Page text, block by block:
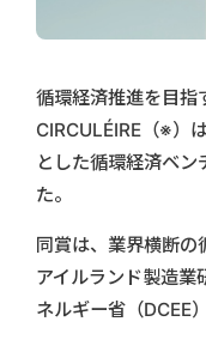
循環経済推進を目指
CIRCULÉIRE（※）
とした循環経済ベ
た。
同賞は、業界横断の
アイルランド製造業
ネルギー省（DCEE